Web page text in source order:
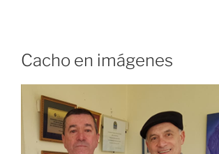
Cacho en imágenes